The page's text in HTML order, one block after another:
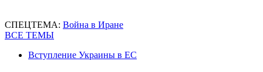
СПЕЦТЕМА: Война в Иране
ВСЕ ТЕМЫ
Вступление Украины в ЕС